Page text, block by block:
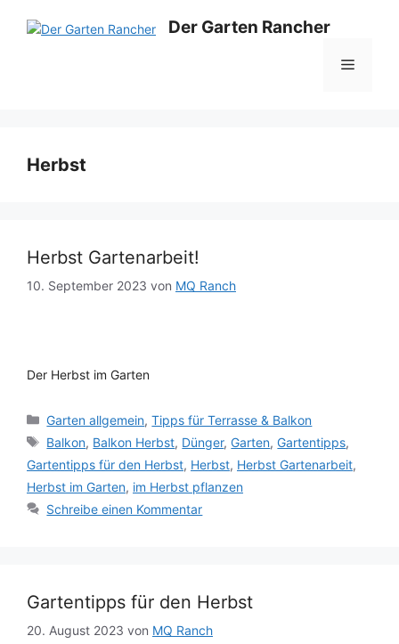
Inhalt
Der Garten Rancher
Menü
Herbst
Herbst Gartenarbeit!
10. September 2023 von MQ Ranch
Der Herbst im Garten
Kategorien
Garten allgemein,Tipps für Terrasse & Balkon
Schlagwörter
Balkon, Balkon Herbst, Dünger,Garten,Gartentipps,
Gartentipps für den Herbst, Herbst, Herbst Gartenarbeit,
Herbst im Garten, im Herbst pflanzen
Schreibe einen Kommentar
Gartentipps für den Herbst
20. August 2023 von MQ Ranch